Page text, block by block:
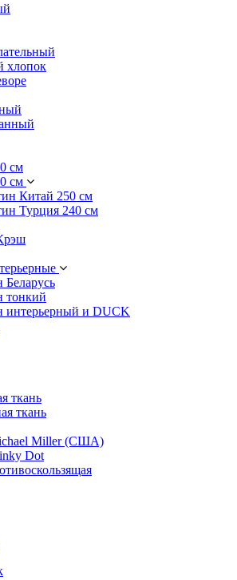
хлопок
см
см
Китай 250 см
Турция 240 см
Беларусь
тонкий
интерьерный и DUCK
ткань
ткань
Miller (США)
Dot